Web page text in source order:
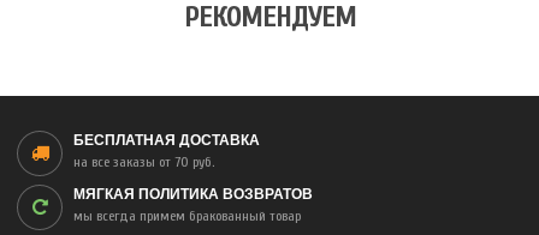
РЕКОМЕНДУЕМ
БЕСПЛАТНАЯ ДОСТАВКА
на все заказы от 70 руб.
МЯГКАЯ ПОЛИТИКА ВОЗВРАТОВ
мы всегда примем бракованный товар